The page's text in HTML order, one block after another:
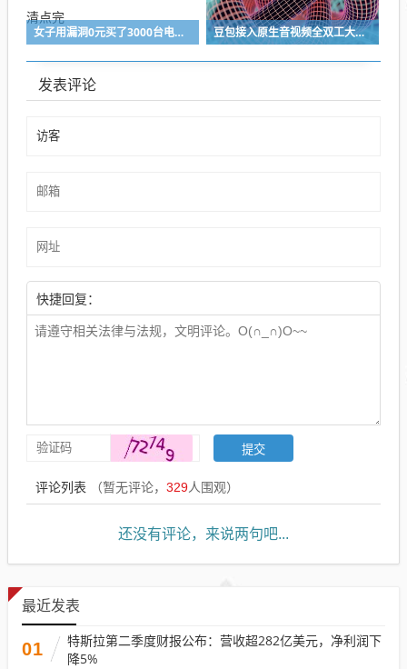
女子用漏洞0元买了3000台电器：货物堆积如山 8小时才清点完 豆包接入原生音视频全双工大模型SeedRealtime
发表评论
快捷回复：
评论列表 （暂无评论， 329人围观）
还没有评论，来说两句吧...
最近发表
01
特斯拉第二季度财报公布：营收超282亿美元，净利润下
降5%